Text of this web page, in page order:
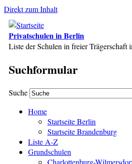
Direkt zum Inhalt
Privatschulen in Berlin
Liste der Schulen in freier Trägerschaft
Suchformular
Suche
Home
Startseite Berlin
Startseite Brandenburg
Liste A-Z
Grundschulen
Charlottenburg-